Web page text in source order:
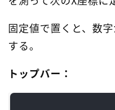
固定値で置くと、数
する。
トップバー：